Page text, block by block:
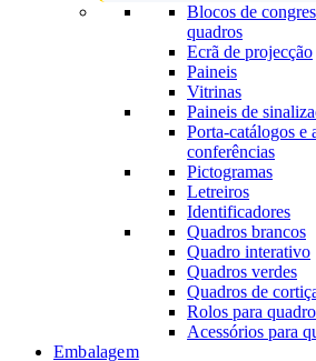
Blocos de
quadros
Ecrã de projecção
Paineis
Vitrinas
Paineis de
Porta-catálogos e
conferências
Pictogramas
Letreiros
Identificadores
Quadros brancos
Quadro interativo
Quadros verdes
Quadros de
Rolos para
Acessórios para
Embalagem